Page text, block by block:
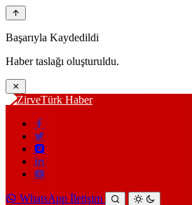
Başarıyla Kaydedildi
Haber taslağı oluşturuldu.
WhatsApp İletişim